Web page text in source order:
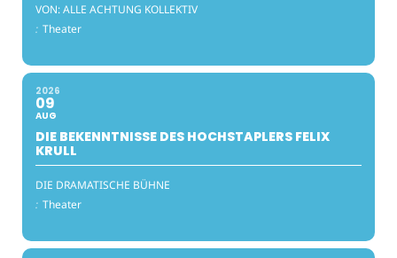
VON: ALLE ACHTUNG KOLLEKTIV
: Theater
2026
09
AUG
DIE BEKENNTNISSE DES HOCHSTAPLERS FELIX
KRULL
DIE DRAMATISCHE BÜHNE
: Theater